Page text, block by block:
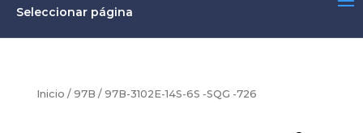
Seleccionar página
Inicio / 97B / 97B-3102E-14S-6S -SQG -726